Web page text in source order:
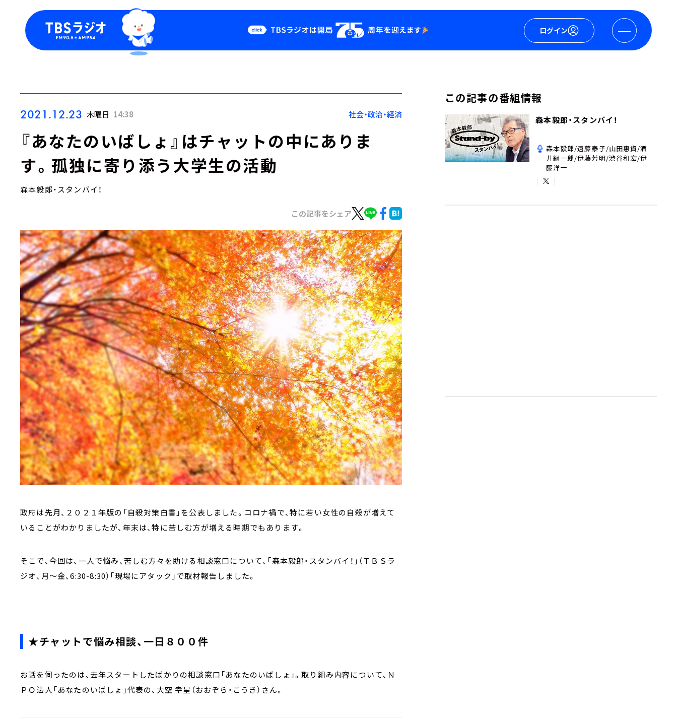
ログイン
Podcast
YouTube
会社情報
2021.12.23 木曜日 14:38 社会・政治・経済
『あなたのいばしょ』はチャットの中にありま
す。孤独に寄り添う大学生の活動
森本毅郎・スタンバイ！
この記事をシェア
政府は先月、２０２１年版の「自殺対策白書」を公表しました。コロナ禍で、特に若い女性の自殺が増えて
いることがわかりましたが、年末は、特に苦しむ方が増える時期でもあります。
そこで、今回は、一人で悩み、苦しむ方々を助ける相談窓口について、「森本毅郎・スタンバイ！」（ＴＢＳラ
ジオ、月～金、6:30-8:30）「現場にアタック」で取材報告しました。
★チャットで悩み相談、一日８００件
お話を伺ったのは、去年スタートしたばかりの相談窓口「あなたのいばしょ」。取り組み内容について、Ｎ
ＰＯ法人「あなたのいばしょ」代表の、大空 幸星（おおぞら・こうき）さん。
この記事の番組情報
森本毅郎・スタンバイ！
森本毅郎/遠藤泰子/山田惠資/酒
井綱一郎/伊藤芳明/渋谷和宏/伊
藤洋一